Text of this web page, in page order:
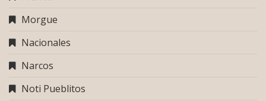
Morgue
Nacionales
Narcos
Noti Pueblitos